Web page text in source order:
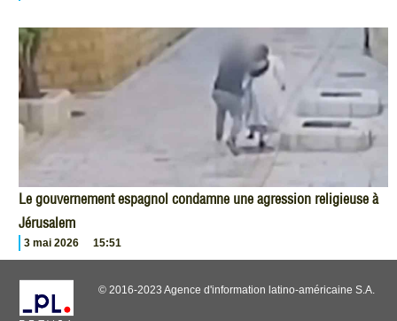
Le gouvernement espagnol condamne une agression religieuse à
Jérusalem
3 mai 2026 15:51
© 2016-2023 Agence d'information latino-américaine S.A.